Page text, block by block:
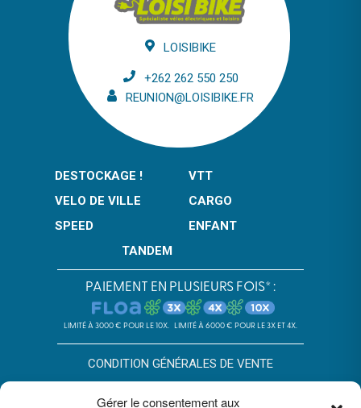
Gérer le consentement aux
LOISIBIKE
+262 262 550 250
REUNION@LOISIBIKE.FR
DESTOCKAGE !
VTT
VELO DE VILLE
CARGO
SPEED
ENFANT
TANDEM
PAIEMENT EN PLUSIEURS FOIS* :
LIMITÉ À 3000 € POUR LE 10X. LIMITÉ À 6000 € POUR LE 3X ET 4X.
CONDITION GÉNÉRALES DE VENTE